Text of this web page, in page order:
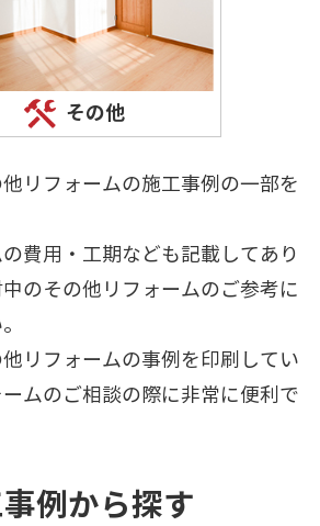
その他
リフォームの施工事例の一部を
費用・工期なども記載してあり
のその他リフォームのご参考に
リフォームの事例を印刷してい
ムのご相談の際に非常に便利で
例から探す